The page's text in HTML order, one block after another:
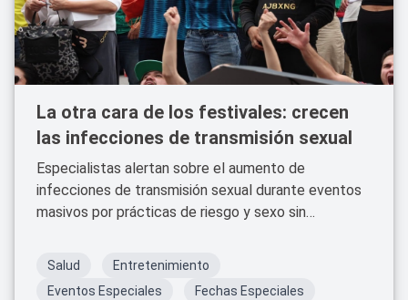
La otra cara de los festivales: crecen
las infecciones de transmisión sexual
Especialistas alertan sobre el aumento de
infecciones de transmisión sexual durante eventos
masivos por prácticas de riesgo y sexo sin
Salud
Entretenimiento
Eventos Especiales
Fechas Especiales